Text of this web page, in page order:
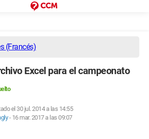
(Francés)
Excel para el campeonato
el 30 jul. 2014 a las 14:55
- 16 mar. 2017 a las 09:07